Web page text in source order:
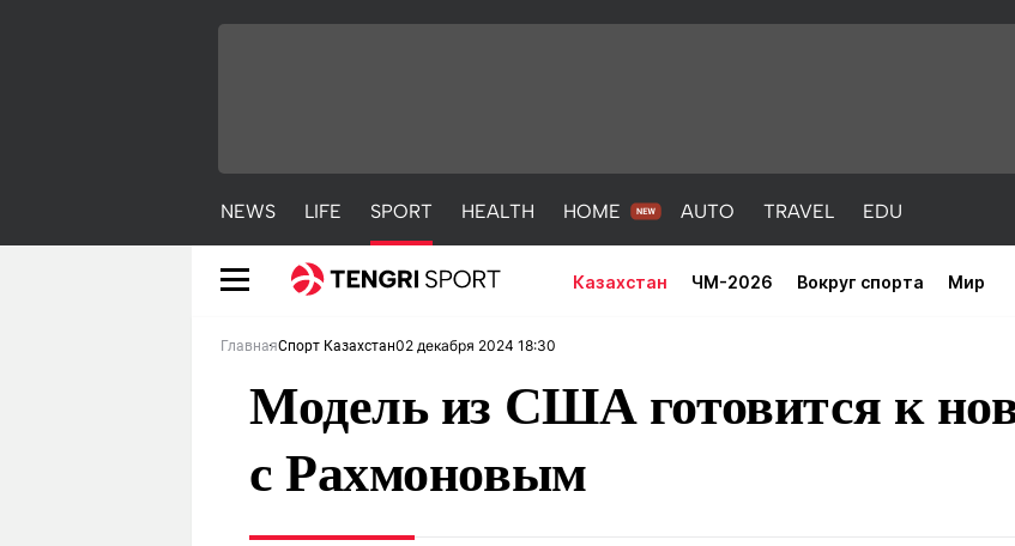
NEWS LIFE SPORT HEALTH HOME AUTO TRAVEL EDU
Казахстан ЧМ-2026 Вокруг спорта Мир
ГлавнаяСпорт Казахстан02 декабря 2024 18:30
Модель из США готовится к
с Рахмоновым